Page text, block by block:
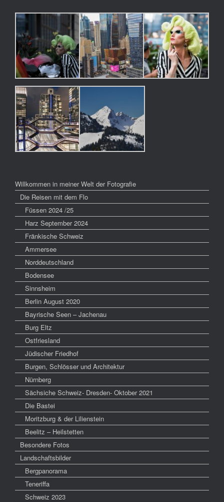
Willkommen in meiner Welt der Fotografie
Die Reisen mit dem Flo
Füssen 2024 /25
Harz September 2024
Fränkische Schweiz
Ammersee
Norddeutschland
Bodensee
Sinnsheim
Berlin August 2020
Bayrische Seen – Jachenau
Burg Eltz
Ostfriesland
Jüdischer Friedhof
Burgen, Schlösser und Architektur
Nürnberg
Sächsiche Schweiz- Dresden- Oktober 2021
Die Bastei
Moritzburg & der Lilienstein
Beelitz – Heilstetten
Besondere Fotos
Landschaftsbilder
Bergpanorama
Teneriffa
Schweiz 2023